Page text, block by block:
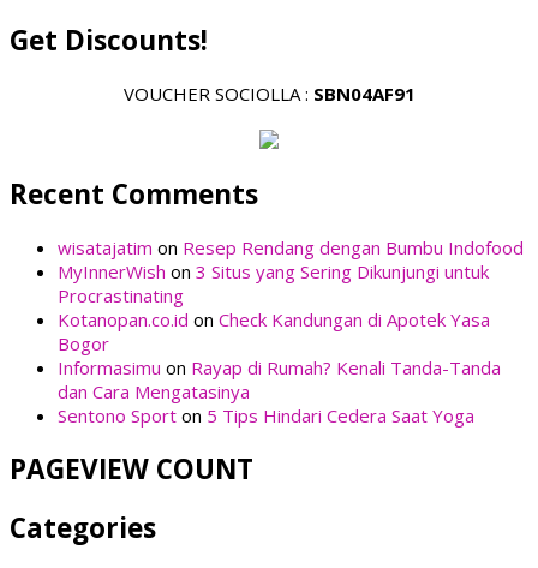
Get Discounts!
VOUCHER SOCIOLLA : SBN04AF91
Recent Comments
wisatajatim on Resep Rendang dengan Bumbu Indofood
MyInnerWish on 3 Situs yang Sering Dikunjungi untuk
Procrastinating
Kotanopan.co.id on Check Kandungan di Apotek Yasa
Bogor
Informasimu on Rayap di Rumah? Kenali Tanda-Tanda
dan Cara Mengatasinya
Sentono Sport on 5 Tips Hindari Cedera Saat Yoga
PAGEVIEW COUNT
Categories